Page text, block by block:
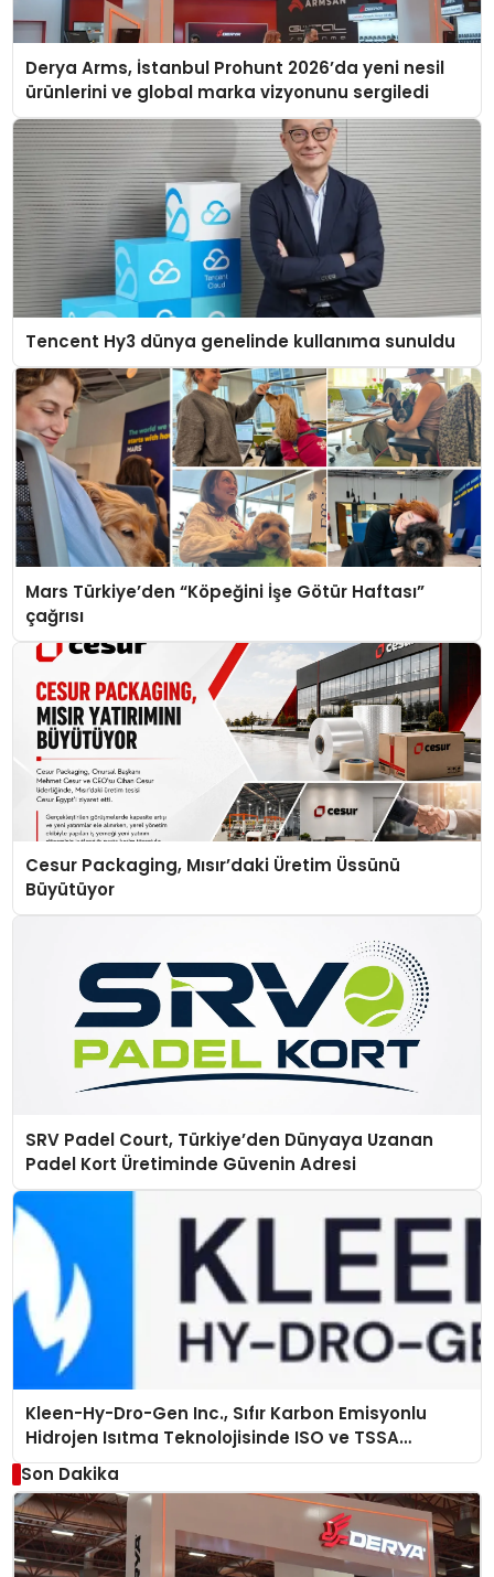
Derya Arms, İstanbul Prohunt 2026’da yeni nesil
ürünlerini ve global marka vizyonunu sergiledi
Tencent Hy3 dünya genelinde kullanıma sunuldu
Mars Türkiye’den “Köpeğini İşe Götür Haftası”
çağrısı
Cesur Packaging, Mısır’daki Üretim Üssünü
Büyütüyor
SRV Padel Court, Türkiye’den Dünyaya Uzanan
Padel Kort Üretiminde Güvenin Adresi
Kleen-Hy-Dro-Gen Inc., Sıfır Karbon Emisyonlu
Hidrojen Isıtma Teknolojisinde ISO ve TSSA
Düzenleyici Onaylarını Aldı
Son Dakika